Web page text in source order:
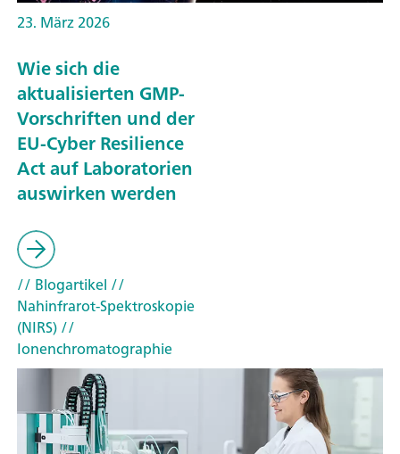
23. März 2026
Wie sich die
aktualisierten GMP-
Vorschriften und der
EU-Cyber Resilience
Act auf Laboratorien
auswirken werden
// Blogartikel //
Nahinfrarot-Spektroskopie
(NIRS)//
Ionenchromatographie